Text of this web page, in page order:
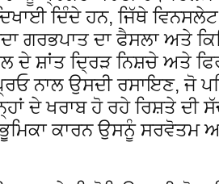
ਦਿੰਦੇ ਹਨ, ਜਿੱਥੇ
ਗਰਭਪਾਤ ਦਾ ਫੈਸਲਾ ਅਤੇ
ਦੇ ਸ਼ਾਂਤ ਦ੍ਰਿੜ ਨਿਸ਼ਚੇ ਅਤੇ
ਨਾਲ ਉਸਦੀ ਰਸਾਇਣ, ਜੋ
ਦੇ ਖਰਾਬ ਹੋ ਰਹੇ ਰਿਸ਼ਤੇ ਦੀ
ਕਾਰਨ ਉਸਨੂੰ ਸਰਵੋਤਮ